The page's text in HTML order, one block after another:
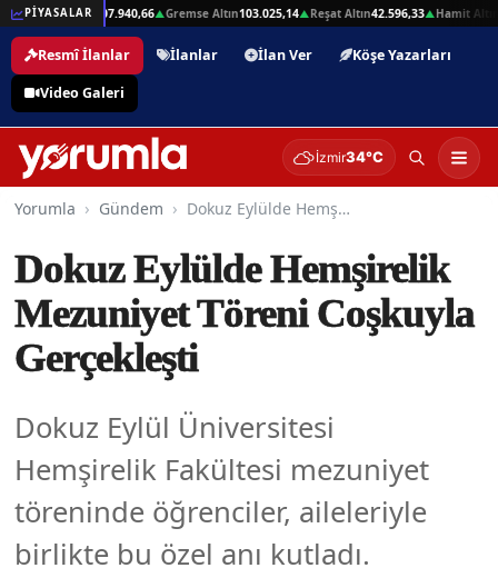
PİYASALAR
▲ Beşli Altın207.940,66▲Gremse Altın103.025,14▲Reşat Altın42.596,33▲Hamit Altın
Resmî İlanlar İlanlar İlan Ver
Köşe Yazarları
Video Galeri
İzmir34°C
Yorumla Gündem Dokuz Eylülde Hemşirelik Mezuniyet Töreni Coşkuyla Gerçekleşti
Dokuz Eylülde Hemşirelik
Mezuniyet Töreni Coşkuyla
Gerçekleşti
Dokuz Eylül Üniversitesi
Hemşirelik Fakültesi mezuniyet
töreninde öğrenciler, aileleriyle
birlikte bu özel anı kutladı.